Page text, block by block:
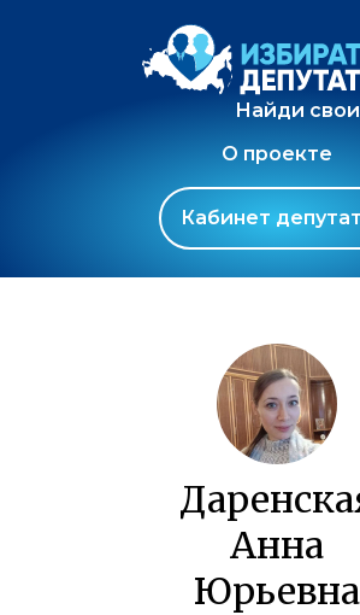
Найди
О проекте
Кабинет
Анна
Юрьевна